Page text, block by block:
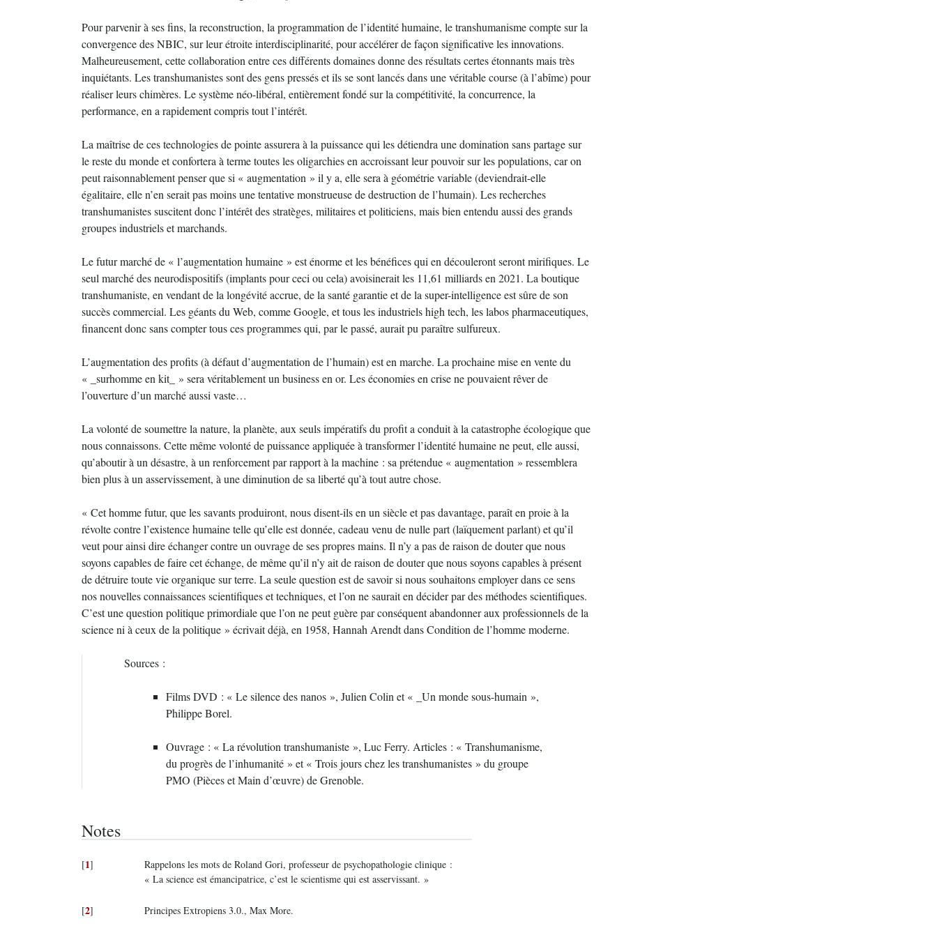
Pour parvenir à ses fins, la reconstruction, la programmation de l’identité humaine, le transhumanisme compte sur la
convergence des NBIC, sur leur étroite interdisciplinarité, pour accélérer de façon significative les innovations.
Malheureusement, cette collaboration entre ces différents domaines donne des résultats certes étonnants mais très
inquiétants. Les transhumanistes sont des gens pressés et ils se sont lancés dans une véritable course (à l’abîme) pour
réaliser leurs chimères. Le système néo-libéral, entièrement fondé sur la compétitivité, la concurrence, la
performance, en a rapidement compris tout l’intérêt.
La maîtrise de ces technologies de pointe assurera à la puissance qui les détiendra une domination sans partage sur
le reste du monde et confortera à terme toutes les oligarchies en accroissant leur pouvoir sur les populations, car on
peut raisonnablement penser que si « augmentation » il y a, elle sera à géométrie variable (deviendrait-elle
égalitaire, elle n’en serait pas moins une tentative monstrueuse de destruction de l’humain). Les recherches
transhumanistes suscitent donc l’intérêt des stratèges, militaires et politiciens, mais bien entendu aussi des grands
groupes industriels et marchands.
Le futur marché de « l’augmentation humaine » est énorme et les bénéfices qui en découleront seront mirifiques. Le
seul marché des neurodispositifs (implants pour ceci ou cela) avoisinerait les 11,61 milliards en 2021. La boutique
transhumaniste, en vendant de la longévité accrue, de la santé garantie et de la super-intelligence est sûre de son
succès commercial. Les géants du Web, comme Google, et tous les industriels high tech, les labos pharmaceutiques,
financent donc sans compter tous ces programmes qui, par le passé, aurait pu paraître sulfureux.
L’augmentation des profits (à défaut d’augmentation de l’humain) est en marche. La prochaine mise en vente du
« _surhomme en kit_ » sera véritablement un business en or. Les économies en crise ne pouvaient rêver de
l’ouverture d’un marché aussi vaste…
La volonté de soumettre la nature, la planète, aux seuls impératifs du profit a conduit à la catastrophe écologique que
nous connaissons. Cette même volonté de puissance appliquée à transformer l’identité humaine ne peut, elle aussi,
qu’aboutir à un désastre, à un renforcement par rapport à la machine : sa prétendue « augmentation » ressemblera
bien plus à un asservissement, à une diminution de sa liberté qu’à tout autre chose.
« Cet homme futur, que les savants produiront, nous disent-ils en un siècle et pas davantage, paraît en proie à la
révolte contre l’existence humaine telle qu’elle est donnée, cadeau venu de nulle part (laïquement parlant) et qu’il
veut pour ainsi dire échanger contre un ouvrage de ses propres mains. Il n’y a pas de raison de douter que nous
soyons capables de faire cet échange, de même qu’il n’y ait de raison de douter que nous soyons capables à présent
de détruire toute vie organique sur terre. La seule question est de savoir si nous souhaitons employer dans ce sens
nos nouvelles connaissances scientifiques et techniques, et l’on ne saurait en décider par des méthodes scientifiques.
C’est une question politique primordiale que l’on ne peut guère par conséquent abandonner aux professionnels de la
science ni à ceux de la politique » écrivait déjà, en 1958, Hannah Arendt dans Condition de l’homme moderne.
Sources :
Films DVD : « Le silence des nanos », Julien Colin et « _Un monde sous-humain »,
Philippe Borel.
Ouvrage : « La révolution transhumaniste », Luc Ferry. Articles : « Transhumanisme,
du progrès de l’inhumanité » et « Trois jours chez les transhumanistes » du groupe
PMO (Pièces et Main d’œuvre) de Grenoble.
Notes
[1]
Rappelons les mots de Roland Gori, professeur de psychopathologie clinique :
« La science est émancipatrice, c’est le scientisme qui est asservissant. »
[2] Principes Extropiens 3.0., Max More.